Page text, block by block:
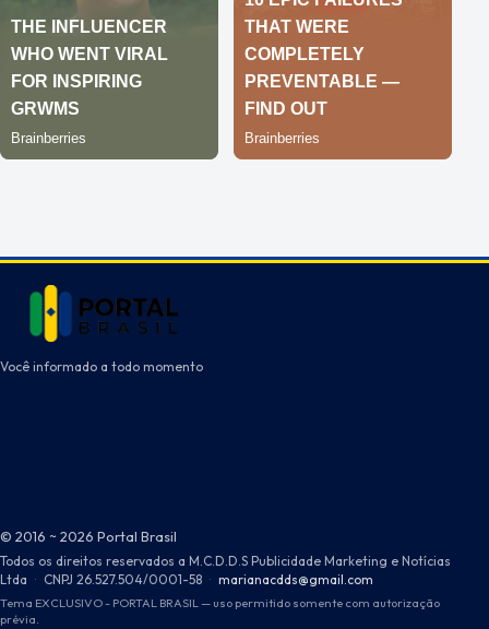
Você informado a todo momento
© 2016 ~ 2026 Portal Brasil
Todos os direitos reservados a M.C.D.D.S Publicidade Marketing e Notícias
Ltda · CNPJ 26.527.504/0001-58 · marianacdds@gmail.com
Tema EXCLUSIVO - PORTAL BRASIL — uso permitido somente com autorização
prévia.